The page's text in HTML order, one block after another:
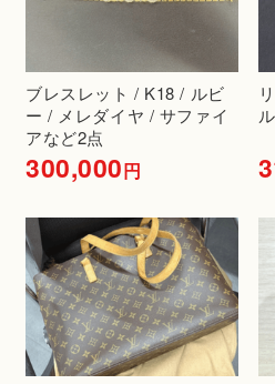
ブレスレット / K18 / ルビ
ー / メレダイヤ / サファイ
アなど2点
300,000円